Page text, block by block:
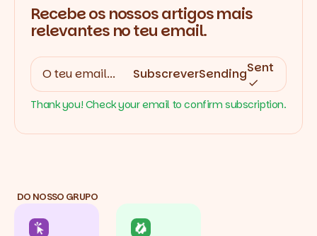
Recebe os nossos artigos mais
relevantes no teu email.
SubscreverSendingSent
Thank you! Check your email to confirm subscription.
DO NOSSO GRUPO